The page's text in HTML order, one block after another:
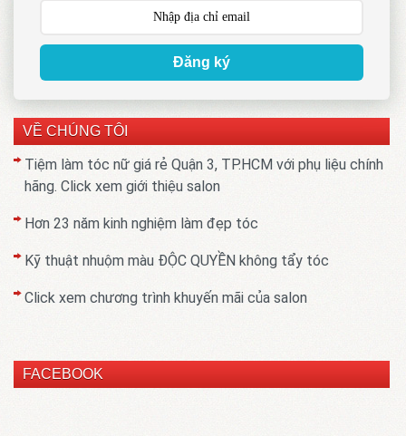
Đăng ký
VỀ CHÚNG TÔI
Tiệm làm tóc nữ giá rẻ Quận 3, TP.HCM với phụ liệu chính
hãng. Click xem giới thiệu salon
Hơn 23 năm kinh nghiệm làm đẹp tóc
Kỹ thuật nhuộm màu ĐỘC QUYỀN không tẩy tóc
Click xem chương trình khuyến mãi của salon
FACEBOOK